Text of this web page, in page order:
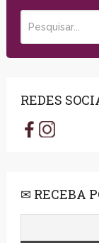
REDES
✉ RECEBA